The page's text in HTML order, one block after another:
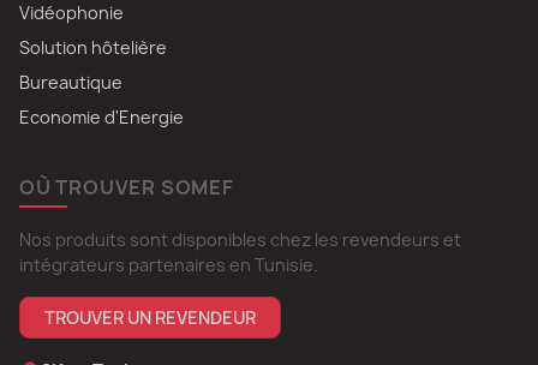
Vidéophonie
Solution hôtelière
Bureautique
Economie d'Energie
OÙ TROUVER SOMEF
Nos produits sont disponibles chez les revendeurs et
intégrateurs partenaires en Tunisie.
TROUVER UN REVENDEUR